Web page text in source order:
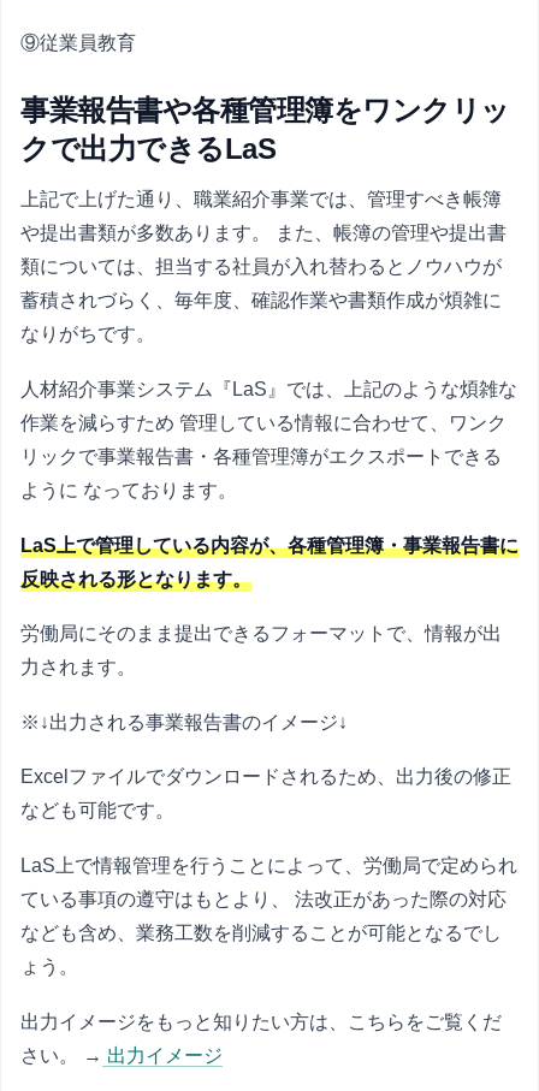
⑨従業員教育
事業報告書や各種管理簿をワンクリッ
クで出力できるLaS
上記で上げた通り、職業紹介事業では、管理すべき帳簿
や提出書類が多数あります。 また、帳簿の管理や提出書
類については、担当する社員が入れ替わるとノウハウが
蓄積されづらく、毎年度、確認作業や書類作成が煩雑に
なりがちです。
人材紹介事業システム『LaS』では、上記のような煩雑な
作業を減らすため 管理している情報に合わせて、ワンク
リックで事業報告書・各種管理簿がエクスポートできる
ように なっております。
LaS上で管理している内容が、各種管理簿・事業報告書に
反映される形となります。
労働局にそのまま提出できるフォーマットで、情報が出
力されます。
※↓出力される事業報告書のイメージ↓
Excelファイルでダウンロードされるため、出力後の修正
なども可能です。
LaS上で情報管理を行うことによって、労働局で定められ
ている事項の遵守はもとより、 法改正があった際の対応
なども含め、業務工数を削減することが可能となるでし
ょう。
出力イメージをもっと知りたい方は、こちらをご覧くだ
さい。 → 出力イメージ